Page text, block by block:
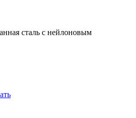
сталь с нейлоновым